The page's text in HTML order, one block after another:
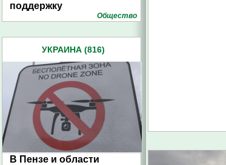
поддержку
Общество
УКРАИНА (816)
В Пензе и области